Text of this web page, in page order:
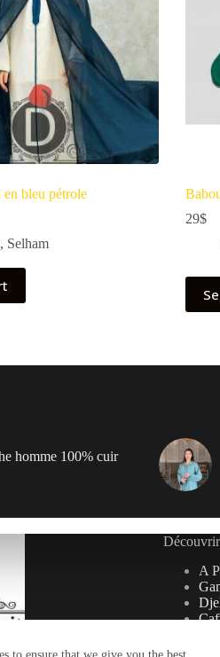
en bleu pétrole
, Selham
29$
homme 100% cuir
Découvrir
A